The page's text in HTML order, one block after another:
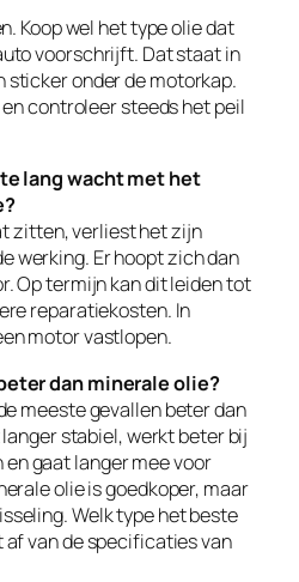
Koop wel het type olie dat
voorschrijft. Dat staat in
sticker onder de motorkap.
controleer steeds het peil
lang wacht met het
zitten, verliest het zijn
werking. Er hoopt zich dan
Op termijn kan dit leiden tot
reparatiekosten. In
motor vastlopen.
dan minerale olie?
meeste gevallen beter dan
stabiel, werkt beter bij
gaat langer mee voor
olie is goedkoper, maar
Welk type het beste
af van de specificaties van